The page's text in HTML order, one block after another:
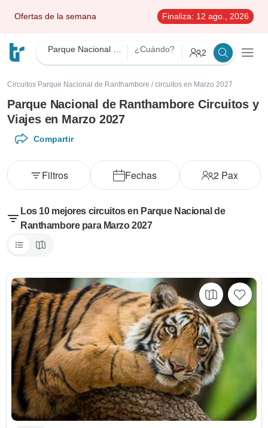
Ofertas de la semana Finaliza: 12 ago., 2026
¿Cuándo? 2
Circuitos Parque Nacional de Ranthambore / circuitos en Marzo 2027
Parque Nacional de Ranthambore Circuitos y
Viajes en Marzo 2027
Compartir
Fechas 2 Pax
Filtros
Los 10 mejores circuitos en Parque Nacional de
Ranthambore para Marzo 2027